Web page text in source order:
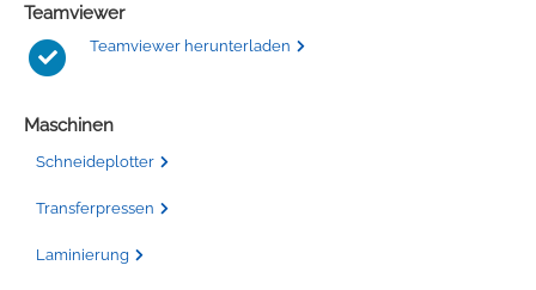
Teamviewer
Teamviewer herunterladen
Maschinen
Schneideplotter
Transferpressen
Laminierung